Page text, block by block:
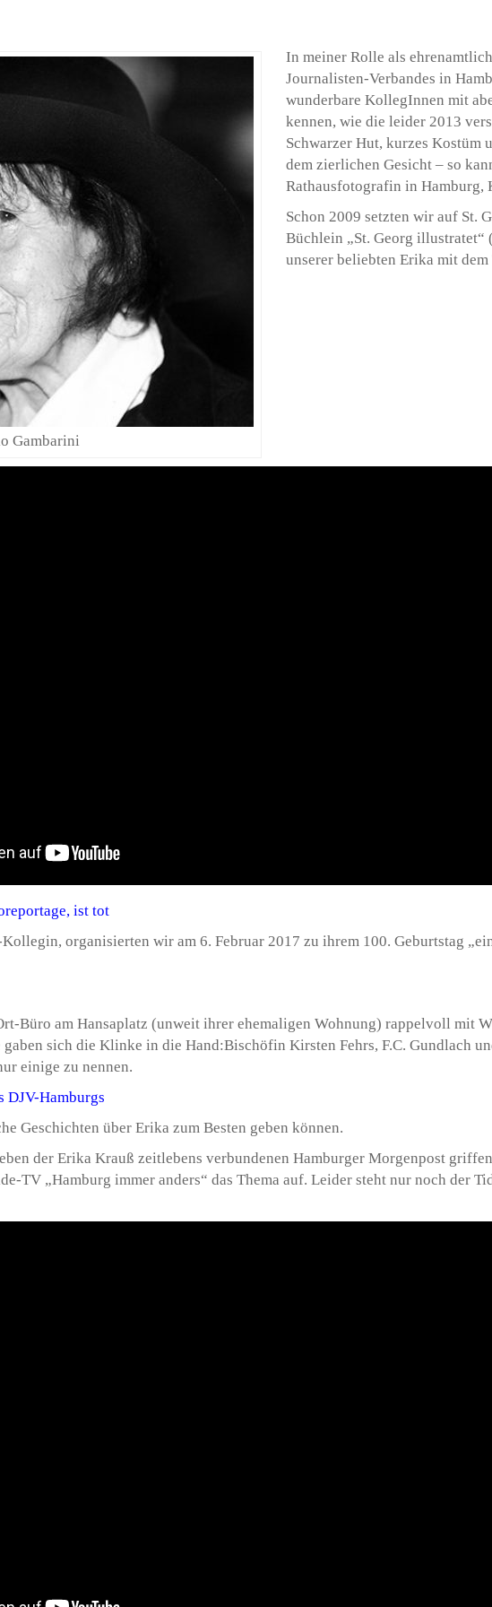
Gambarini
In meiner Rolle als
Journalisten-Verbandes in
wunderbare KollegInnen mit
kennen, wie die leider 2013
Schwarzer Hut, kurzes Kostüm
dem zierlichen Gesicht – so
Rathausfotografin in Hamburg,
Schon 2009 setzten wir auf St.
Büchlein „St. Georg
unserer beliebten Erika mit
ist tot
organisierten wir am 6. Februar 2017 zu ihrem 100. Geburtstag
Büro am Hansaplatz (unweit ihrer ehemaligen Wohnung) rappelvoll mit
sich die Klinke in die Hand:Bischöfin Kirsten Fehrs, F.C. Gundlach
einige zu nennen.
DJV-Hamburgs
Geschichten über Erika zum Besten geben können.
der Erika Krauß zeitlebens verbundenen Hamburger Morgenpost
TV „Hamburg immer anders“ das Thema auf. Leider steht nur noch der